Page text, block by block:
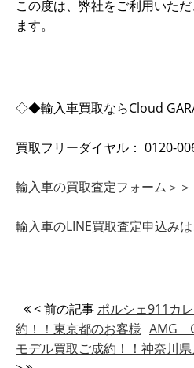
この度は、弊社をご利用いた
ます。
◇◆輸入車買取ならCloud
買取フリーダイヤル： 0120-
輸入車の買取査定フォーム＞＞
輸入車のLINE買取査定申込み
< 前の記事ポルシェ911カ
約！！東京都のお客様 AMG
モデル買取ご成約！！神奈川